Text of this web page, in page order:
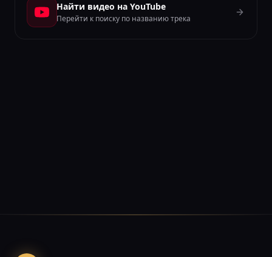
Найти видео на YouTube
Перейти к поиску по названию трека